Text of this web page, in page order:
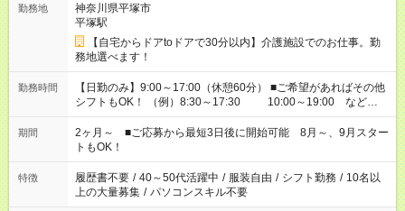
勤務地
神奈川県平塚市
平塚駅
【自宅からドアtoドアで30分以内】介護施設でのお仕事。勤
務地選べます！
勤務時間
【日勤のみ】9:00～17:00（休憩60分） ■ご希望があればその他
シフトもOK！ （例）8:30～17:30 10:00～19:00 など
「家族とお休みを合わせたい」 「できれば残業はしたくない」
など、あなたのご希望に沿ったお仕事をご紹介します！ ※Wワ
ーク希望の方へ 今ご覧のお仕事で希望する勤務時間と、もう1つ
のお仕事の勤務時間。 合計で週40時間を超える場合は応募でき
ません
期間
2ヶ月～ ■ご応募から最短3日後に開始可能 8月～、9月スター
トもOK！
特徴 履歴書不要 / 40～50代活躍中 / 服装自由 / シフト勤務 / 10名以
上の大量募集 / パソコンスキル不要